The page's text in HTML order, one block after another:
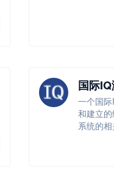
国际
一个国
和建立
系统的